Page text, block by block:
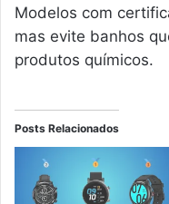
Modelos com
mas evite banhos
produtos químicos.
Posts Relacionados